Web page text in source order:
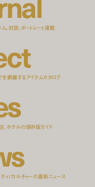
、対談、ポートレート連載
ct
網羅するアイテムカタログ
s
、ホテルの保存版ガイド
s
ィ/カルチャーの最新ニュース